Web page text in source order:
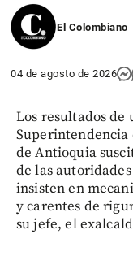
El Colombiano
04 de agosto de 2026
Los resultados
Superintendencia
de Antioquia
de las
insisten en
y carentes de
su jefe, el